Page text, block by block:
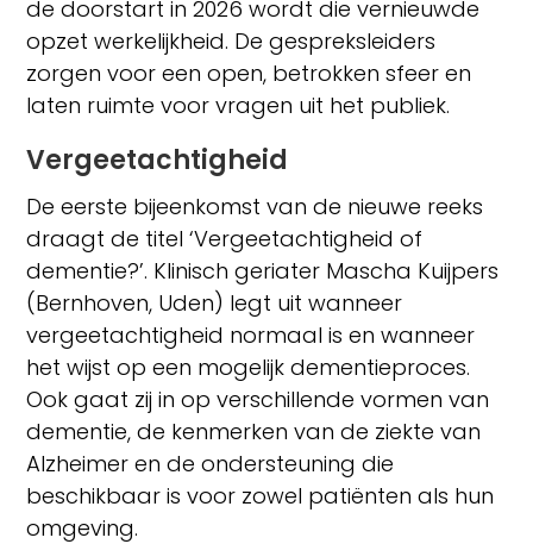
de doorstart in 2026 wordt die vernieuwde
opzet werkelijkheid. De gespreksleiders
zorgen voor een open, betrokken sfeer en
laten ruimte voor vragen uit het publiek.
Vergeetachtigheid
De eerste bijeenkomst van de nieuwe reeks
draagt de titel ‘Vergeetachtigheid of
dementie?’. Klinisch geriater Mascha Kuijpers
(Bernhoven, Uden) legt uit wanneer
vergeetachtigheid normaal is en wanneer
het wijst op een mogelijk dementieproces.
Ook gaat zij in op verschillende vormen van
dementie, de kenmerken van de ziekte van
Alzheimer en de ondersteuning die
beschikbaar is voor zowel patiënten als hun
omgeving.